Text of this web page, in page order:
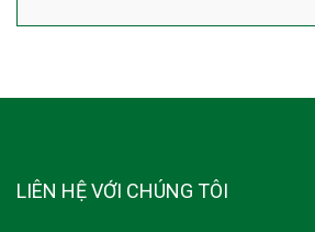
LIÊN HỆ VỚI CHÚNG TÔI